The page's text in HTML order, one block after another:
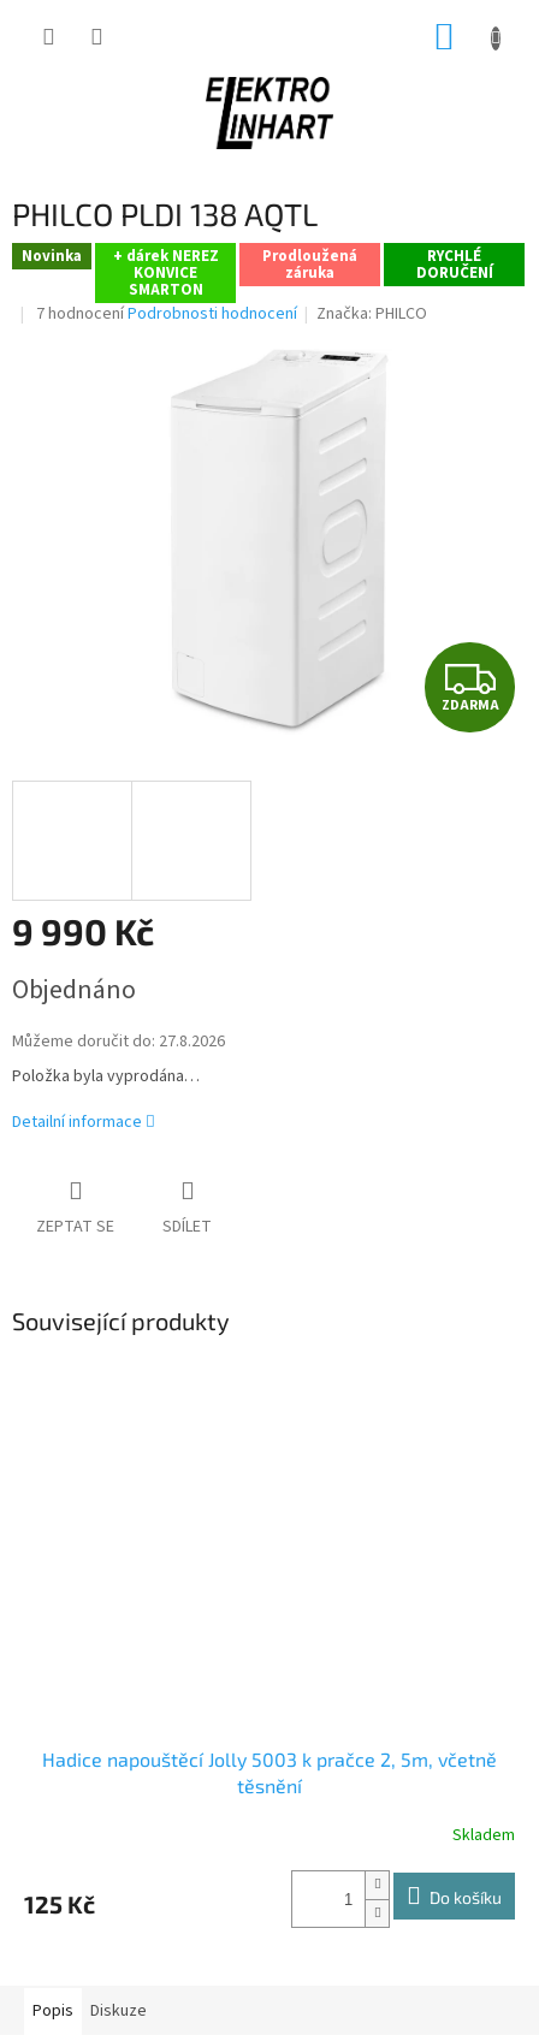
PHILCO PLDI 138 AQTL
Novinka + dárek NEREZ
KONVICE
SMARTON
Prodloužená
záruka
RYCHLÉ
DORUČENÍ
Průměrné
7 hodnoceníPodrobnosti hodnocení Značka:PHILCO
Z
D
ZDARMA
9 990 Kč
cena:
Objednáno
Můžeme doručit do: 27.8.2026
Položka byla vyprodána…
Detailní informace
ZEPTAT SE SDÍLET
Související produkty
Hadice napouštěcí Jolly 5003 k pračce 2, 5m, včetně
těsnění
Skladem
125 Kč Do košíku
Popis Diskuze